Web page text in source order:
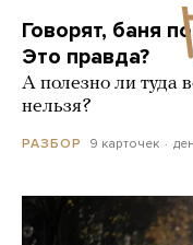
Говорят, баня
Это правда?
А полезно ли туда
нельзя?
РАЗБОР 9 карточек